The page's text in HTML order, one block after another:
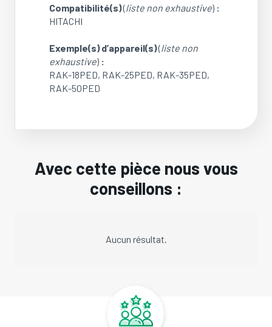
Compatibilité(s)(liste non exhaustive) :
HITACHI
Exemple(s) d’appareil(s)(liste non
exhaustive) :
RAK-18PED, RAK-25PED, RAK-35PED,
RAK-50PED
Avec cette pièce nous vous
conseillons :
Aucun résultat.